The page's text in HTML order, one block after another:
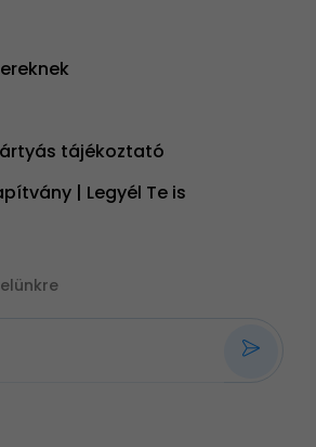
tájékoztató
| Legyél Te is